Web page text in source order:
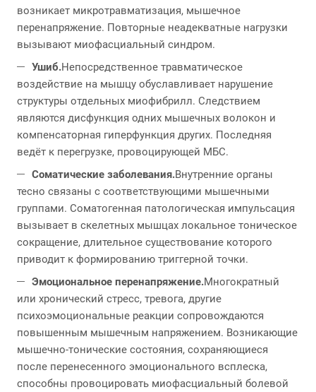
возникает микротравматизация, мышечное
перенапряжение. Повторные неадекватные нагрузки
вызывают миофасциальный синдром.
Ушиб.Непосредственное травматическое
воздействие на мышцу обуславливает нарушение
структуры отдельных миофибрилл. Следствием
являются дисфункция одних мышечных волокон и
компенсаторная гиперфункция других. Последняя
ведёт к перегрузке, провоцирующей МБС.
Соматические заболевания.Внутренние органы
тесно связаны с соответствующими мышечными
группами. Соматогенная патологическая импульсация
вызывает в скелетных мышцах локальное тоническое
сокращение, длительное существование которого
приводит к формированию триггерной точки.
Эмоциональное перенапряжение.Многократный
или хронический стресс, тревога, другие
психоэмоциональные реакции сопровождаются
повышенным мышечным напряжением. Возникающие
мышечно-тонические состояния, сохраняющиеся
после перенесенного эмоционального всплеска,
способны провоцировать миофасциальный болевой